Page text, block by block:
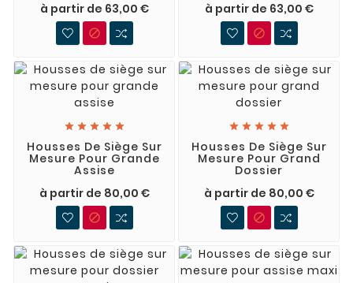
à partir de 63,00 €

à partir de 63,00 €

    
Housses De Siège Sur
Mesure Pour Grande
Assise
à partir de 80,00 €

    
Housses De Siège Sur
Mesure Pour Grand
Dossier
à partir de 80,00 €
